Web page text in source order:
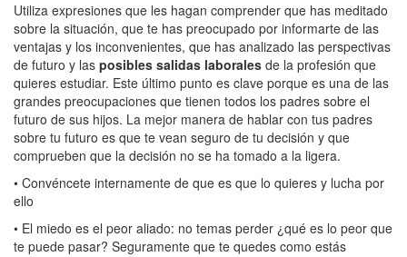
Utiliza expresiones que les hagan comprender que has meditado
sobre la situación, que te has preocupado por informarte de las
ventajas y los inconvenientes, que has analizado las perspectivas
de futuro y las posibles salidas laborales de la profesión que
quieres estudiar. Este último punto es clave porque es una de las
grandes preocupaciones que tienen todos los padres sobre el
futuro de sus hijos. La mejor manera de hablar con tus padres
sobre tu futuro es que te vean seguro de tu decisión y que
comprueben que la decisión no se ha tomado a la ligera.
• Convéncete internamente de que es que lo quieres y lucha por
ello
• El miedo es el peor aliado: no temas perder ¿qué es lo peor que
te puede pasar? Seguramente que te quedes como estás